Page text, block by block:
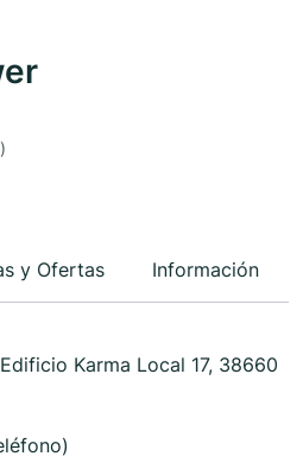
y Ofertas Información
Karma Local 17, 38660